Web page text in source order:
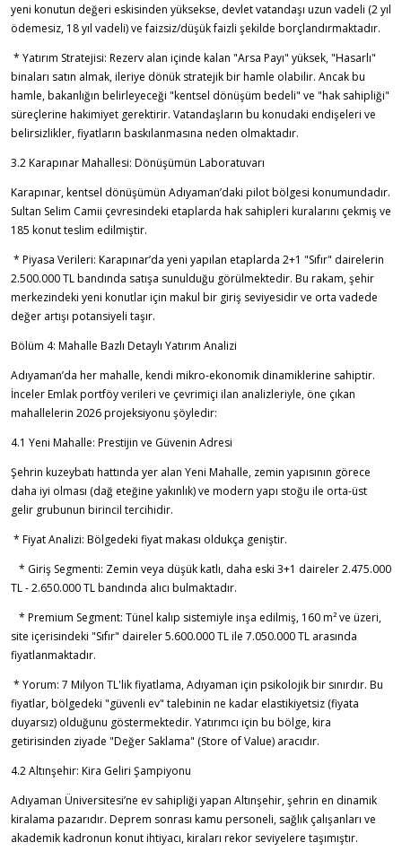
yeni konutun değeri eskisinden yüksekse, devlet vatandaşı uzun vadeli (2 yıl
ödemesiz, 18 yıl vadeli) ve faizsiz/düşük faizli şekilde borçlandırmaktadır.
* Yatırım Stratejisi: Rezerv alan içinde kalan "Arsa Payı" yüksek, "Hasarlı"
binaları satın almak, ileriye dönük stratejik bir hamle olabilir. Ancak bu
hamle, bakanlığın belirleyeceği "kentsel dönüşüm bedeli" ve "hak sahipliği"
süreçlerine hakimiyet gerektirir. Vatandaşların bu konudaki endişeleri ve
belirsizlikler, fiyatların baskılanmasına neden olmaktadır.
3.2 Karapınar Mahallesi: Dönüşümün Laboratuvarı
Karapınar, kentsel dönüşümün Adıyaman’daki pilot bölgesi konumundadır.
Sultan Selim Camii çevresindeki etaplarda hak sahipleri kuralarını çekmiş ve
185 konut teslim edilmiştir.
* Piyasa Verileri: Karapınar’da yeni yapılan etaplarda 2+1 "Sıfır" dairelerin
2.500.000 TL bandında satışa sunulduğu görülmektedir. Bu rakam, şehir
merkezindeki yeni konutlar için makul bir giriş seviyesidir ve orta vadede
değer artışı potansiyeli taşır.
Bölüm 4: Mahalle Bazlı Detaylı Yatırım Analizi
Adıyaman’da her mahalle, kendi mikro-ekonomik dinamiklerine sahiptir.
İnceler Emlak portföy verileri ve çevrimiçi ilan analizleriyle, öne çıkan
mahallelerin 2026 projeksiyonu şöyledir:
4.1 Yeni Mahalle: Prestijin ve Güvenin Adresi
Şehrin kuzeybatı hattında yer alan Yeni Mahalle, zemin yapısının görece
daha iyi olması (dağ eteğine yakınlık) ve modern yapı stoğu ile orta-üst
gelir grubunun birincil tercihidir.
* Fiyat Analizi: Bölgedeki fiyat makası oldukça geniştir.
* Giriş Segmenti: Zemin veya düşük katlı, daha eski 3+1 daireler 2.475.000
TL - 2.650.000 TL bandında alıcı bulmaktadır.
* Premium Segment: Tünel kalıp sistemiyle inşa edilmiş, 160 m² ve üzeri,
site içerisindeki "Sıfır" daireler 5.600.000 TL ile 7.050.000 TL arasında
fiyatlanmaktadır.
* Yorum: 7 Milyon TL'lik fiyatlama, Adıyaman için psikolojik bir sınırdır. Bu
fiyatlar, bölgedeki "güvenli ev" talebinin ne kadar elastikiyetsiz (fiyata
duyarsız) olduğunu göstermektedir. Yatırımcı için bu bölge, kira
getirisinden ziyade "Değer Saklama" (Store of Value) aracıdır.
4.2 Altınşehir: Kira Geliri Şampiyonu
Adıyaman Üniversitesi’ne ev sahipliği yapan Altınşehir, şehrin en dinamik
kiralama pazarıdır. Deprem sonrası kamu personeli, sağlık çalışanları ve
akademik kadronun konut ihtiyacı, kiraları rekor seviyelere taşımıştır.